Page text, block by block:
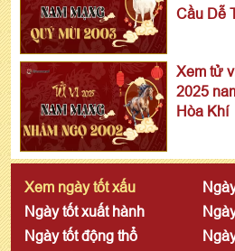
Cầu Dễ
Xem tử
2025
Hòa Khí
Xem ngày tốt xấu
Ngày tốt xuất hành
Ngày tốt động thổ